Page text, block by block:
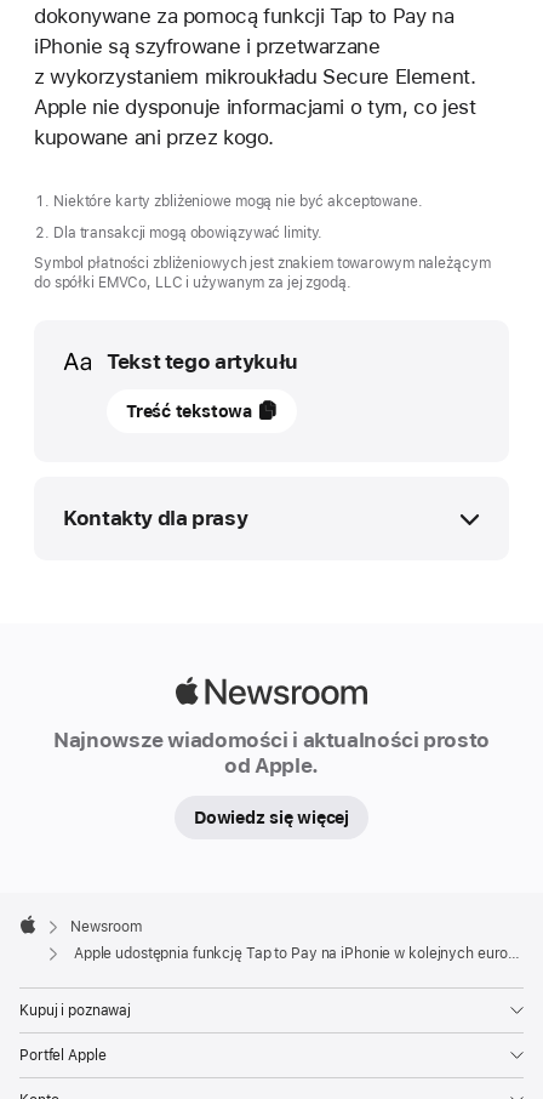
dokonywane za pomocą funkcji Tap to Pay na
iPhonie są szyfrowane i przetwarzane
z wykorzystaniem mikroukładu Secure Element.
Apple nie dysponuje informacjami o tym, co jest
kupowane ani przez kogo.
Niektóre karty zbliżeniowe mogą nie być akceptowane.
Dla transakcji mogą obowiązywać limity.
Symbol płatności zbliżeniowych jest znakiem towarowym należącym
do spółki EMVCo, LLC i używanym za jej zgodą.
Tekst tego artykułu
18
NAJNOWSZE
w kolejnych
europejskich
krajach
Tap
Pay
na
Treść tekstowa
Kontakty dla prasy
Najnowsze wiadomości i aktualności prosto
od Apple.
Dowiedz się więcej
Footer

Apple
Newsroom
Apple udostępnia funkcję Tap to Pay na iPhonie w kolejnych europejskich krajach
Kupuj i poznawaj
Portfel Apple